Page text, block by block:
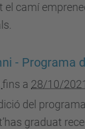
camí
- Programa
fins a 28/10/
del
graduat